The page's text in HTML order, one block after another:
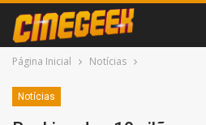
Página Inicial Notícias
Notícias